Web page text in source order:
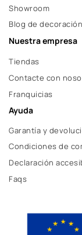
Showroom
Blog de decoración
Nuestra empresa
Tiendas
Contacte con
Franquicias
Ayuda
Garantía y
Condiciones de
Declaración
Faqs